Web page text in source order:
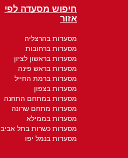
חיפוש מסעדה לפי
אזור
מסעדות בהרצליה
מסעדות ברחובות
מסעדות בראשון לציון
מסעדות בראש פינה
מסעדות ברמת החייל
מסעדות בצפון
מסעדות במתחם התחנה
מסעדות מתחם שרונה
מסעדות בממילא
מסעדות כשרות בתל אביב
מסעדות בנמל יפו